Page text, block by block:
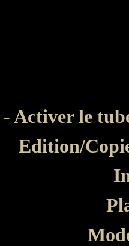
- Activer le
Edition/